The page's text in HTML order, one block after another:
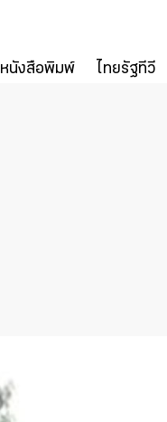
หนังสือพิมพ์ ไทยรัฐทีวี